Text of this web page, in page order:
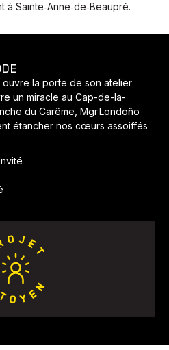
Sainte‑Anne‑de‑Beaupré.
la porte de son atelier
un miracle au Cap-de-la-
du Carême, Mgr Londoño
étancher nos cœurs assoiffés